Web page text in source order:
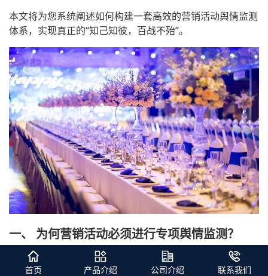
本文将为您系统阐述如何构建一套高效的营销活动舆情监测
体系，实现真正的“知己知彼，百战不殆”。
一、 为何营销活动必须进行专项舆情监测？
实时评估活动效果，超越基础数据
： 传统的点击率、
首页 产品介绍 公司介绍 联系我们